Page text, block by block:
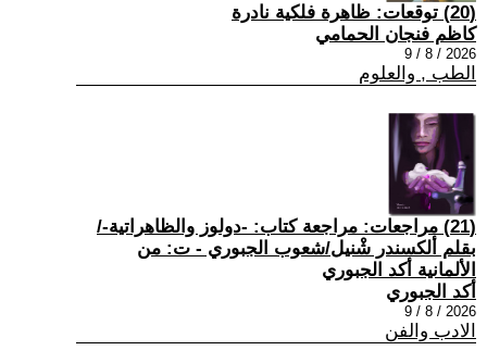
(20) توقعات: ظاهرة فلكية نادرة
كاظم فنجان الحمامي
2026 / 8 / 9
الطب , والعلوم
(21) مراجعات: مراجعة كتاب: -دولوز والظاهراتية-/
بقلم ألكسندر شْنيل/شعوب الجبوري - ت: من
الألمانية أكد الجبوري
أكد الجبوري
2026 / 8 / 9
الادب والفن